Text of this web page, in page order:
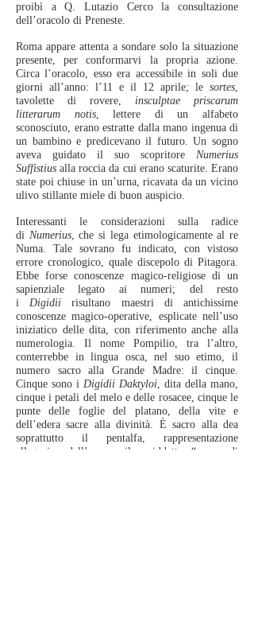
proibì a Q. Lutazio Cerco la consultazione
dell’oracolo di Preneste.
Roma appare attenta a sondare solo la situazione
presente, per conformarvi la propria azione.
Circa l’oracolo, esso era accessibile in soli due
giorni all’anno: l’11 e il 12 aprile; le sortes,
tavolette di rovere, insculptae priscarum
litterarum notis, lettere di un alfabeto
sconosciuto, erano estratte dalla mano ingenua di
un bambino e predicevano il futuro. Un sogno
aveva guidato il suo scopritore Numerius
Suffistius alla roccia da cui erano scaturite. Erano
state poi chiuse in un’urna, ricavata da un vicino
ulivo stillante miele di buon auspicio.
Interessanti le considerazioni sulla radice
di Numerius, che si lega etimologicamente al re
Numa. Tale sovrano fu indicato, con vistoso
errore cronologico, quale discepolo di Pitagora.
Ebbe forse conoscenze magico-religiose di un
sapienziale legato ai numeri; del resto
iDigidii risultano maestri di antichissime
conoscenze magico-operative, esplicate nell’uso
iniziatico delle dita, con riferimento anche alla
numerologia. Il nome Pompilio, tra l’altro,
conterrebbe in lingua osca, nel suo etimo, il
numero sacro alla Grande Madre: il cinque.
Cinque sono i Digidii Daktyloi, dita della mano,
cinque i petali del melo e delle rosacee, cinque le
punte delle foglie del platano, della vite e
dell’edera sacre alla divinità. È sacro alla dea
soprattutto il pentalfa, rappresentazione
allegorica dell’uomo, il cosiddetto “uomo di